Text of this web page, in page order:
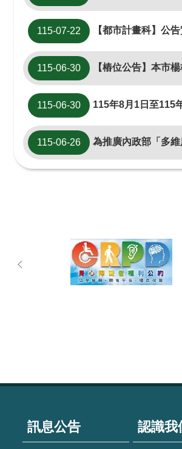
115-07-22 【都市計畫科】公告實施「變更林口特定區計畫(115年第1季申
115-06-30 【樁位公告】本市楊梅區頭
115-06-30 115年8月1日至115年8月31
115-06-26 為推廣內政部「多維度空間資
訊息公告 認識我